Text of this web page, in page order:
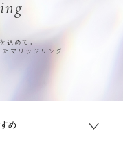
込めて。
マリッジリング